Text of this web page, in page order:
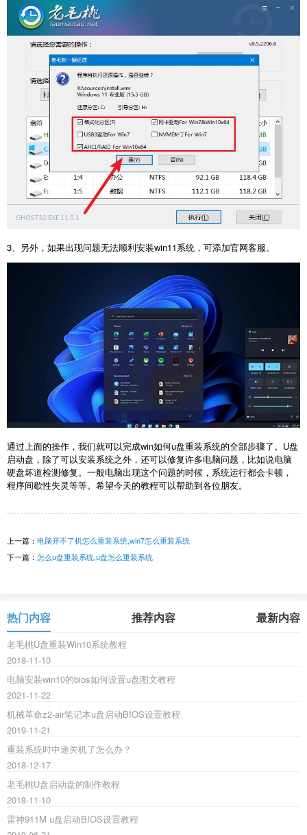
3、另外，如果出现问题无法顺利安装win11系统，可添加官网客服。
通过上面的操作，我们就可以完成win如何u盘重装系统的全部步骤了。U盘
启动盘，除了可以安装系统之外，还可以修复许多电脑问题，比如说电脑
硬盘坏道检测修复。一般电脑出现这个问题的时候，系统运行都会卡顿，
程序间歇性失灵等等。希望今天的教程可以帮助到各位朋友。
上一篇： 电脑开不了机怎么重装系统,win7怎么重装系统
下一篇： 怎么u盘重装系统,u盘怎么重装系统
热门内容 推荐内容 最新内容
老毛桃U盘重装Win10系统教程
2018-11-10
电脑安装win10的bios如何设置u盘图文教程
2021-11-22
机械革命z2-air笔记本u盘启动BIOS设置教程
2019-11-21
重装系统时中途关机了怎么办？
2018-12-17
老毛桃U盘启动盘的制作教程
2018-11-10
雷神911M u盘启动BIOS设置教程